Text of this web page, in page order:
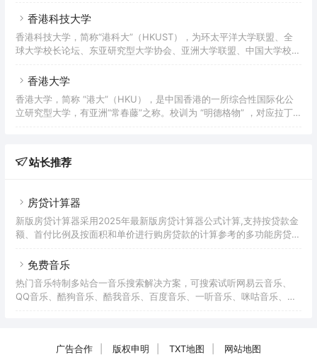
际联盟、克林顿全球倡议大学、丝绸之路大学联盟、全球能源互联网大
的商学院。香港理工大学是香港历史最悠久的大学之一，可追溯至成立
于1937年的香港官立高级工业学院，是香港第一所由政府资助、提供
香港科技大学
香港科技大学，简称“港科大”（HKUST），为环太平洋大学联盟、全
球大学校长论坛、东亚研究型大学协会、亚洲大学联盟、中国大学校长
究型大学。该校以科技和商业管理为主、人文及社会科学并重，尤以商
及可持续发展等领域均取得显著成就。 香港科技大学是香港政府为配
合1980年代经济结构转型需要而创办的香港第三所大学，也是香港第
香港大学
香港大学，简称 “港大”（HKU），是中国香港的一所综合性国际化公
立研究型大学，有亚洲“常春藤”之称。校训为 “明德格物” ，对应拉丁
学，到1916年12月举行首次毕业典礼，仅有23名毕业生。1948年4月9
站长推荐
房贷计算器
新版房贷计算器采用2025年最新版房贷计算器公式计算,支持按贷款金
额、首付比例及按面积和单价进行购房贷款的计算参考的多功能房贷计
贷款利率、首付、月供明细等提供计算参考。
免费音乐
热门音乐特制多站合一音乐搜索解决方案，可搜索试听网易云音乐、
QQ音乐、酷狗音乐、酷我音乐、百度音乐、一听音乐、咪咕音乐、荔
广告合作 版权申明 TXT地图 网站地图